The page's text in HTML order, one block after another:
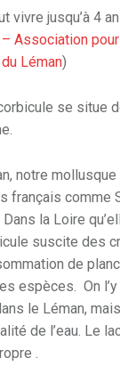
vivre jusqu’à 4
Association
Léman)
se situe
notre
français comme
la Loire
suscite des
de
espèces. On
le Léman,
de l’eau. Le
.